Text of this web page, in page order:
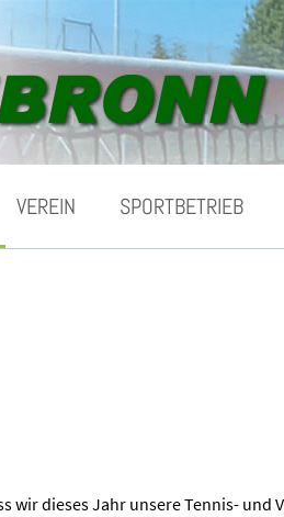
VEREIN SPORTBETRIEB
wir dieses Jahr unsere Tennis- und